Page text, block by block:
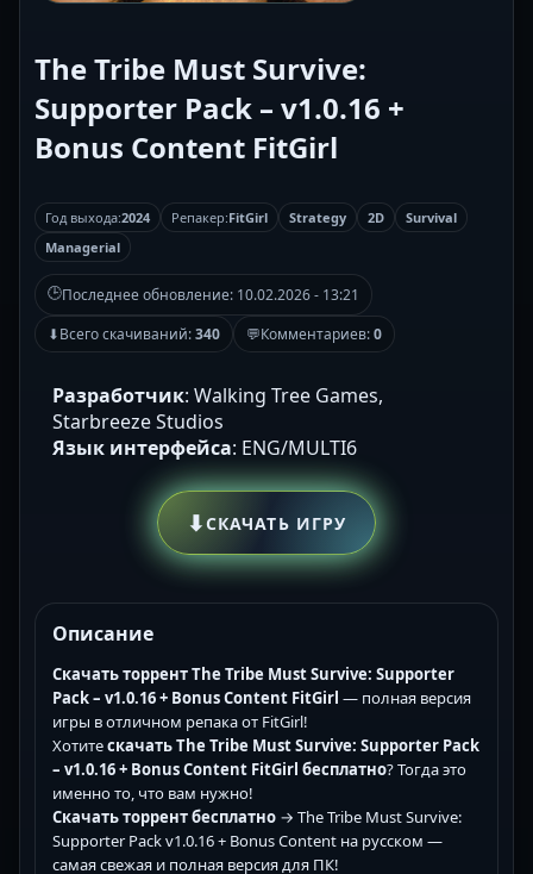
The Tribe Must Survive:
Supporter Pack – v1.0.16 +
Bonus Content FitGirl
Год выхода:2024 Репакер:FitGirl Strategy 2D
Survival
Managerial
🕒Последнее обновление: 10.02.2026 - 13:21
⬇Всего скачиваний:340 💬Комментариев:0
Разработчик: Walking Tree Games,
Starbreeze Studios
Язык интерфейса: ENG/MULTI6
⬇СКАЧАТЬ ИГРУ
Описание
Скачать торрент The Tribe Must Survive: Supporter
Pack – v1.0.16 + Bonus Content FitGirl — полная версия
игры в отличном репака от FitGirl!
Хотитескачать The Tribe Must Survive: Supporter Pack
– v1.0.16 + Bonus Content FitGirl бесплатно? Тогда это
именно то, что вам нужно!
Скачать торрент бесплатно → The Tribe Must Survive:
Supporter Pack v1.0.16 + Bonus Content на русском —
самая свежая и полная версия для ПК!